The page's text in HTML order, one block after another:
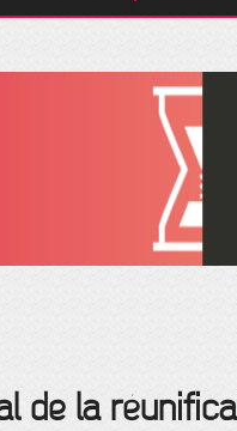
de la